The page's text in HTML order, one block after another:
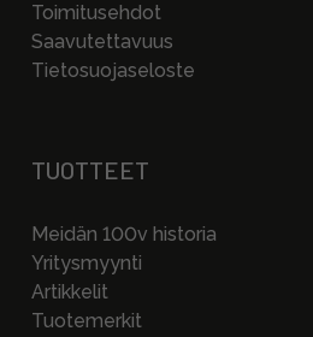
Toimitusehdot
Saavutettavuus
Tietosuojaseloste
TUOTTEET
Meidän 100v historia
Yritysmyynti
Artikkelit
Tuotemerkit